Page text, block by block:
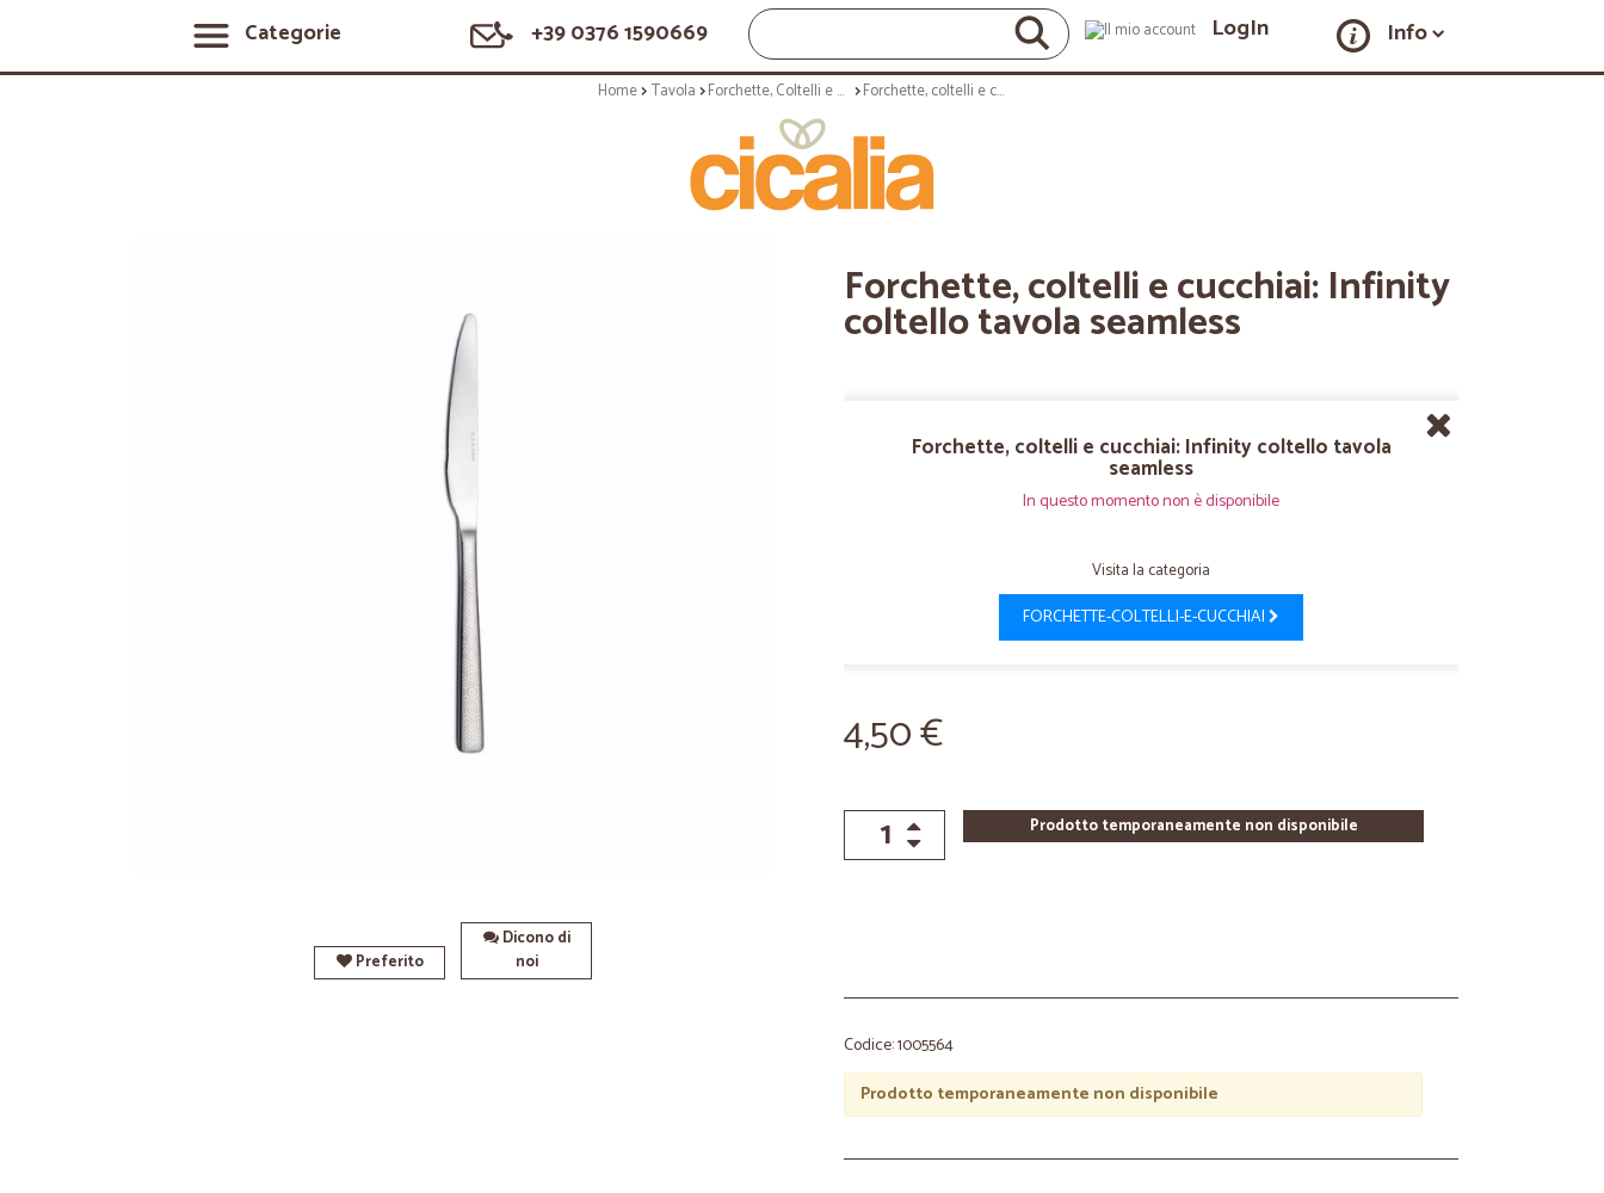
Categorie +39 0376 1590669 LogIn Info
Home Tavola Forchette, Coltelli e Cucchiai Forchette, coltelli e cucchiai: Infinity coltello tavola seamless
Preferito
Dicono di
noi
Forchette, coltelli e cucchiai: Infinity
coltello tavola seamless
Forchette, coltelli e cucchiai: Infinity coltello tavola
seamless
In questo momento non è disponibile
Visita la categoria
FORCHETTE-COLTELLI-E-CUCCHIAI
4,50 €
Prodotto temporaneamente non disponibile
Codice: 1005564
Prodotto temporaneamente non disponibile